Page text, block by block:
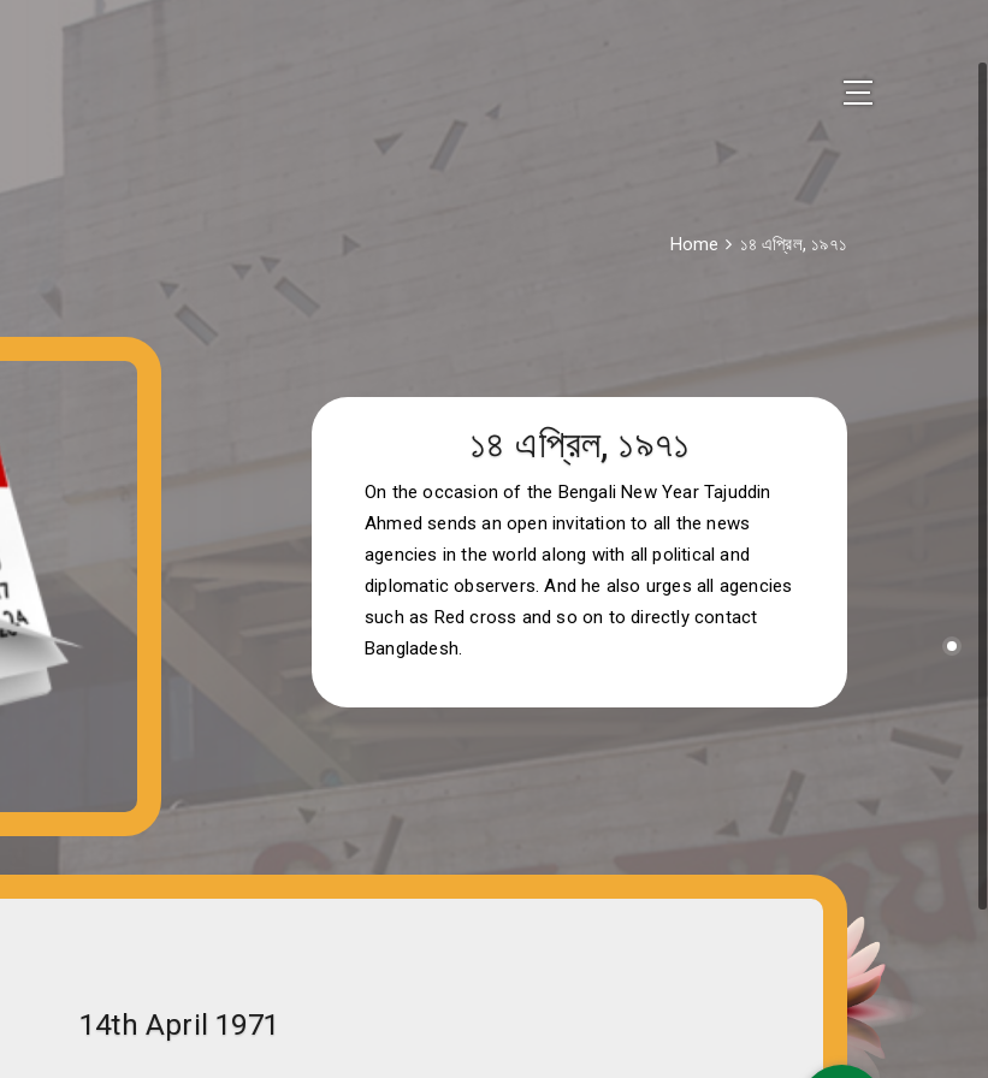
Home ১৪ এপ্রিল, ১৯৭১
১৪ এপ্রিল, ১৯৭১
On the occasion of the Bengali New Year Tajuddin
Ahmed sends an open invitation to all the news
agencies in the world along with all political and
diplomatic observers. And he also urges all agencies
such as Red cross and so on to directly contact
Bangladesh.
14th April 1971